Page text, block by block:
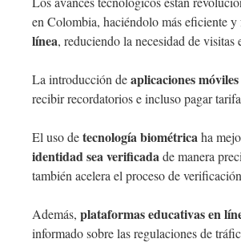
en Colombia, haciéndolo más eficiente
línea, reduciendo la necesidad de visitas
La introducción deaplicaciones móviles
recibir recordatorios e incluso pagar
El uso detecnología biométricaha
identidad sea verificadade manera
también acelera el proceso de
Además, plataformas educativas en
informado sobre las regulaciones de